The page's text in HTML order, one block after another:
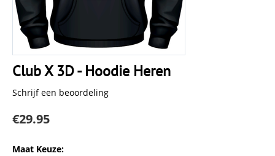
Club X 3D - Hoodie Heren
Schrijf een beoordeling
€29.95
Maat Keuze: